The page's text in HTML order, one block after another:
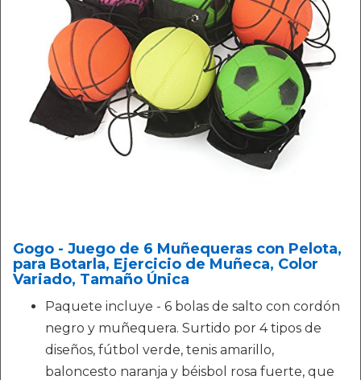
Gogo - Juego de 6 Muñequeras con Pelota,
para Botarla, Ejercicio de Muñeca, Color
Variado, Tamaño Única
Paquete incluye - 6 bolas de salto con cordón
negro y muñequera. Surtido por 4 tipos de
diseños, fútbol verde, tenis amarillo,
baloncesto naranja y béisbol rosa fuerte, que